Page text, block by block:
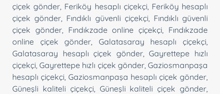
çiçek gönder Feriköy hesaplı çiçekçi, Feriköy hesaplı
çiçek gönder Fındıklı güvenli çiçekçi, Fındıklı güvenli
çiçek gönder, Fındıkzade online çiçekçi
Fındıkzade
online çiçek gönder
Galatasaray hesaplı çiçekçi
Galatasaray hesaplı çiçek gönder,Gayrettepe hızlı
çiçekçi ,Gayrettepe hızlı çiçek gönder,Gaziosmanpaşa
hesaplı çiçekçi Gaziosmanpaşa hesaplı çiçek gönder
Güneşli kaliteli çiçekçi, Güneşli kaliteli çiçek gönder